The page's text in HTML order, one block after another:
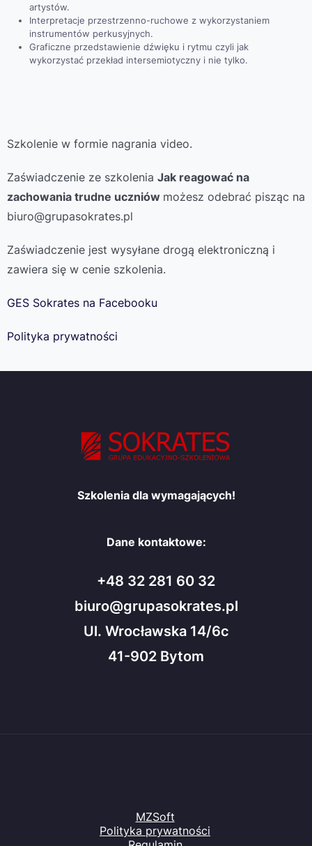
artystów.
Interpretacje przestrzenno-ruchowe z wykorzystaniem
instrumentów perkusyjnych.
Graficzne przedstawienie dźwięku i rytmu czyli jak
wykorzystać przekład intersemiotyczny i nie tylko.
Szkolenie w formie nagrania video.
Zaświadczenie ze szkolenia Jak reagować na
zachowania trudne uczniów możesz odebrać pisząc na
biuro@grupasokrates.pl
Zaświadczenie jest wysyłane drogą elektroniczną i
zawiera się w cenie szkolenia.
GES Sokrates na Facebooku
Polityka prywatności
Szkolenia dla wymagających!
Dane kontaktowe:
+48 32 281 60 32
biuro@grupasokrates.pl
Ul. Wrocławska 14/6c
41-902 Bytom
MZSoft
Polityka prywatności